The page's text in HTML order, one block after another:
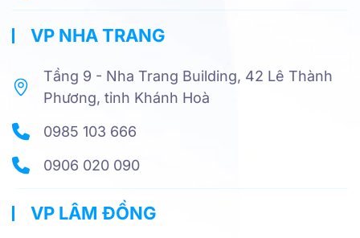
VP NHA TRANG
Tầng 9 - Nha Trang Building, 42 Lê Thành
Phương, tỉnh Khánh Hoà
0985 103 666
0906 020 090
VP LÂM ĐỒNG